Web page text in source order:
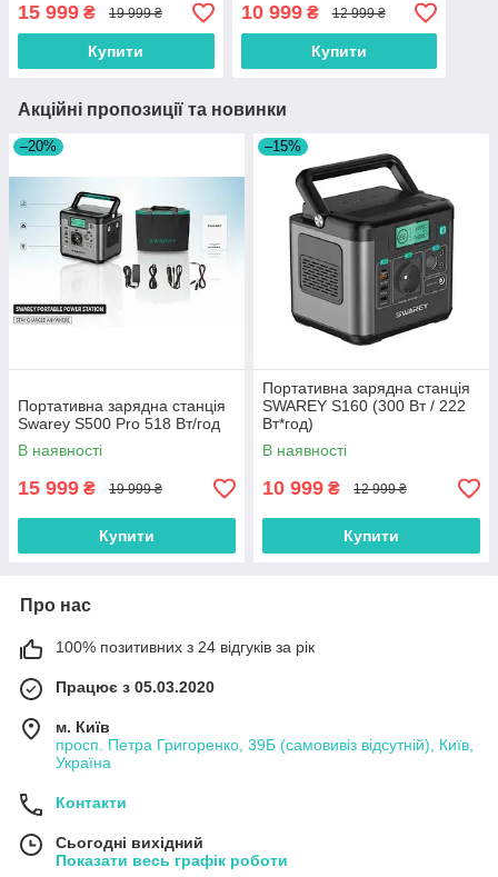
15 999 ₴ 19 999 ₴
Купити
10 999₴ 12 999 ₴
Купити
Акційні пропозиції та новинки
–20%
Портативна зарядна станція
Swarey S500 Pro 518 Вт/год
В наявності
15 999 ₴ 19 999 ₴
Купити
–15%
Портативна зарядна станція
SWAREY S160 (300 Вт / 222
Вт*год)
В наявності
10 999 ₴ 12 999 ₴
Купити
Про нас
100% позитивних з 24 відгуків за рік
Працює з 05.03.2020
м. Київ
просп. Петра Григоренко, 39Б (самовивіз відсутній), Київ,
Україна
Контакти
Сьогодні вихідний
Показати весь графік роботи